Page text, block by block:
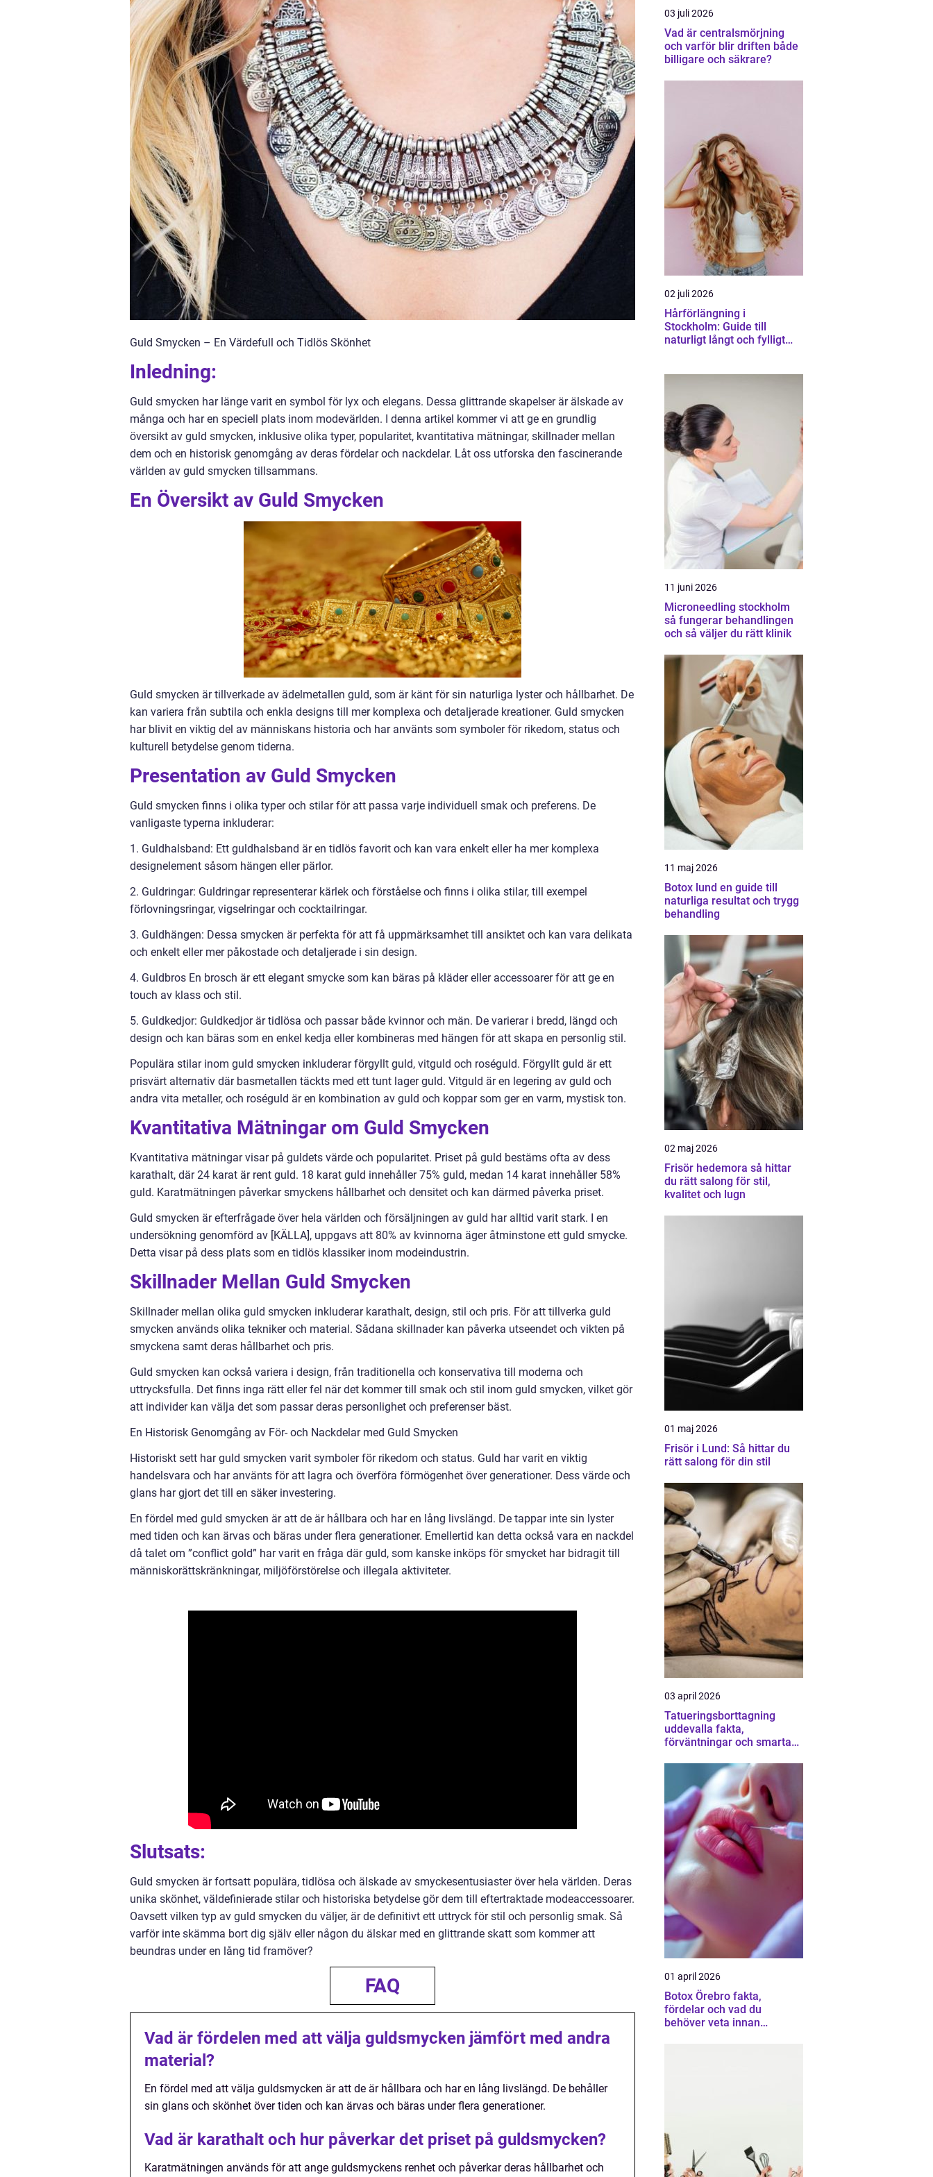
Guld Smycken – En Värdefull och Tidlös Skönhet
Inledning:
Guld smycken har länge varit en symbol för lyx och elegans. Dessa glittrande skapelser är älskade av
många och har en speciell plats inom modevärlden. I denna artikel kommer vi att ge en grundlig
översikt av guld smycken, inklusive olika typer, popularitet, kvantitativa mätningar, skillnader mellan
dem och en historisk genomgång av deras fördelar och nackdelar. Låt oss utforska den fascinerande
världen av guld smycken tillsammans.
En Översikt av Guld Smycken
Guld smycken är tillverkade av ädelmetallen guld, som är känt för sin naturliga lyster och hållbarhet. De
kan variera från subtila och enkla designs till mer komplexa och detaljerade kreationer. Guld smycken
har blivit en viktig del av människans historia och har använts som symboler för rikedom, status och
kulturell betydelse genom tiderna.
Presentation av Guld Smycken
Guld smycken finns i olika typer och stilar för att passa varje individuell smak och preferens. De
vanligaste typerna inkluderar:
1. Guldhalsband: Ett guldhalsband är en tidlös favorit och kan vara enkelt eller ha mer komplexa
designelement såsom hängen eller pärlor.
2. Guldringar: Guldringar representerar kärlek och förståelse och finns i olika stilar, till exempel
förlovningsringar, vigselringar och cocktailringar.
3. Guldhängen: Dessa smycken är perfekta för att få uppmärksamhet till ansiktet och kan vara delikata
och enkelt eller mer påkostade och detaljerade i sin design.
4. Guldbros En brosch är ett elegant smycke som kan bäras på kläder eller accessoarer för att ge en
touch av klass och stil.
5. Guldkedjor: Guldkedjor är tidlösa och passar både kvinnor och män. De varierar i bredd, längd och
design och kan bäras som en enkel kedja eller kombineras med hängen för att skapa en personlig stil.
Populära stilar inom guld smycken inkluderar förgyllt guld, vitguld och roséguld. Förgyllt guld är ett
prisvärt alternativ där basmetallen täckts med ett tunt lager guld. Vitguld är en legering av guld och
andra vita metaller, och roséguld är en kombination av guld och koppar som ger en varm, mystisk ton.
Kvantitativa Mätningar om Guld Smycken
Kvantitativa mätningar visar på guldets värde och popularitet. Priset på guld bestäms ofta av dess
karathalt, där 24 karat är rent guld. 18 karat guld innehåller 75% guld, medan 14 karat innehåller 58%
guld. Karatmätningen påverkar smyckens hållbarhet och densitet och kan därmed påverka priset.
Guld smycken är efterfrågade över hela världen och försäljningen av guld har alltid varit stark. I en
undersökning genomförd av [KÄLLA], uppgavs att 80% av kvinnorna äger åtminstone ett guld smycke.
Detta visar på dess plats som en tidlös klassiker inom modeindustrin.
Skillnader Mellan Guld Smycken
Skillnader mellan olika guld smycken inkluderar karathalt, design, stil och pris. För att tillverka guld
smycken används olika tekniker och material. Sådana skillnader kan påverka utseendet och vikten på
smyckena samt deras hållbarhet och pris.
Guld smycken kan också variera i design, från traditionella och konservativa till moderna och
uttrycksfulla. Det finns inga rätt eller fel när det kommer till smak och stil inom guld smycken, vilket gör
att individer kan välja det som passar deras personlighet och preferenser bäst.
En Historisk Genomgång av För- och Nackdelar med Guld Smycken
Historiskt sett har guld smycken varit symboler för rikedom och status. Guld har varit en viktig
handelsvara och har använts för att lagra och överföra förmögenhet över generationer. Dess värde och
glans har gjort det till en säker investering.
En fördel med guld smycken är att de är hållbara och har en lång livslängd. De tappar inte sin lyster
med tiden och kan ärvas och bäras under flera generationer. Emellertid kan detta också vara en nackdel
då talet om ”conflict gold” har varit en fråga där guld, som kanske inköps för smycket har bidragit till
människorättskränkningar, miljöförstörelse och illegala aktiviteter.
Slutsats:
Guld smycken är fortsatt populära, tidlösa och älskade av smyckesentusiaster över hela världen. Deras
unika skönhet, väldefinierade stilar och historiska betydelse gör dem till eftertraktade modeaccessoarer.
Oavsett vilken typ av guld smycken du väljer, är de definitivt ett uttryck för stil och personlig smak. Så
varför inte skämma bort dig själv eller någon du älskar med en glittrande skatt som kommer att
beundras under en lång tid framöver?
FAQ
Vad är fördelen med att välja guldsmycken jämfört med andra
material?
En fördel med att välja guldsmycken är att de är hållbara och har en lång livslängd. De behåller
sin glans och skönhet över tiden och kan ärvas och bäras under flera generationer.
Vad är karathalt och hur påverkar det priset på guldsmycken?
Karatmätningen används för att ange guldsmyckens renhet och påverkar deras hållbarhet och
03 juli 2026
Vad är centralsmörjning
och varför blir driften både
billigare och säkrare?
02 juli 2026
Hårförlängning i
Stockholm: Guide till
naturligt långt och fylligt
11 juni 2026
Microneedling stockholm
så fungerar behandlingen
och så väljer du rätt klinik
11 maj 2026
Botox lund en guide till
naturliga resultat och trygg
behandling
02 maj 2026
Frisör hedemora så hittar
du rätt salong för stil,
kvalitet och lugn
01 maj 2026
Frisör i Lund: Så hittar du
rätt salong för din stil
03 april 2026
Tatueringsborttagning
uddevalla fakta,
förväntningar och smarta
01 april 2026
Botox Örebro fakta,
fördelar och vad du
behöver veta innan